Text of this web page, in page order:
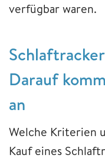
verfügbar waren.
Darauf
an
Welche Kriterien
Kauf eines